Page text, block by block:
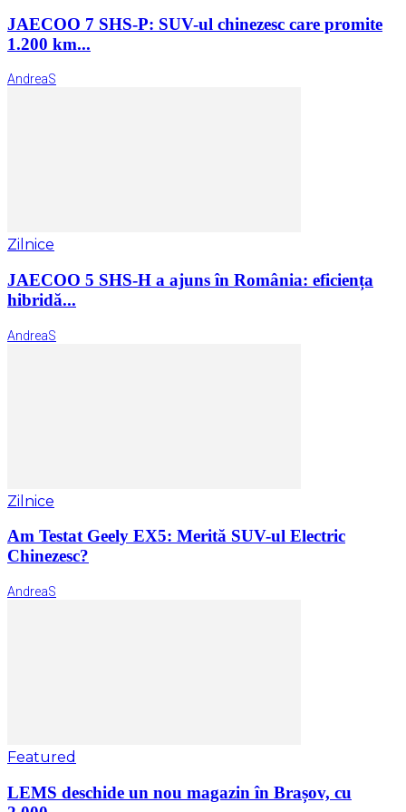
JAECOO 7 SHS-P: SUV-ul chinezesc care promite
1.200 km...
AndreaS
Zilnice
JAECOO 5 SHS-H a ajuns în România: eficiența
hibridă...
AndreaS
Zilnice
Am Testat Geely EX5: Merită SUV-ul Electric
Chinezesc?
AndreaS
Featured
LEMS deschide un nou magazin în Brașov, cu